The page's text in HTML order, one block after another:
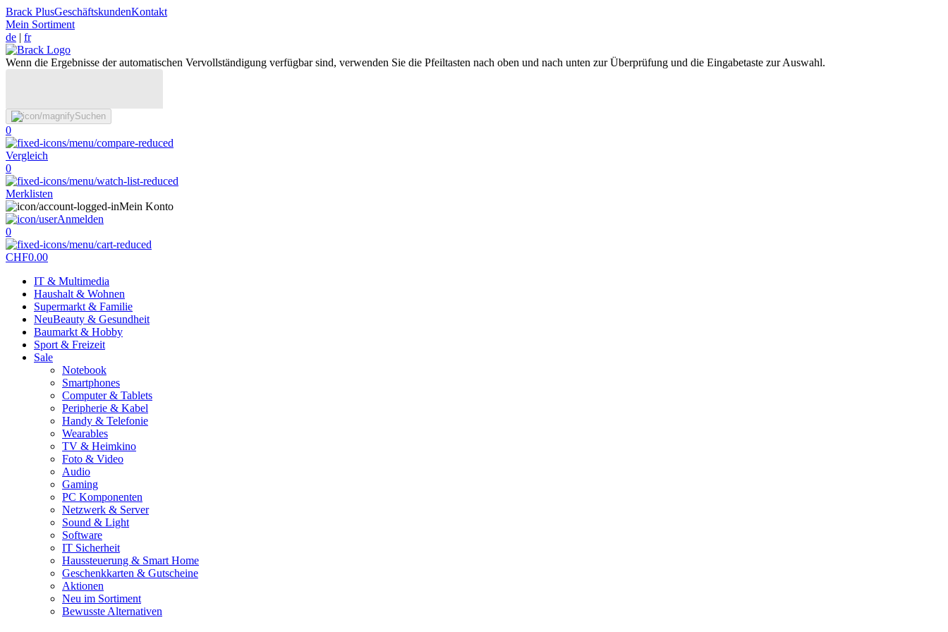
Brack PlusGeschäftskundenKontakt
Mein Sortiment
de | fr
Wenn die Ergebnisse der automatischen Vervollständigung verfügbar sind, verwenden Sie die Pfeiltasten nach oben und nach unten zur Überprüfung und die Eingabetaste zur Auswahl.
Suchen
0
Vergleich
0
Merklisten
Mein Konto
Anmelden
0
CHF0.00
IT & Multimedia
Haushalt & Wohnen
Supermarkt & Familie
NeuBeauty & Gesundheit
Baumarkt & Hobby
Sport & Freizeit
Sale
Notebook
Smartphones
Computer & Tablets
Peripherie & Kabel
Handy & Telefonie
Wearables
TV & Heimkino
Foto & Video
Audio
Gaming
PC Komponenten
Netzwerk & Server
Sound & Light
Software
IT Sicherheit
Haussteuerung & Smart Home
Geschenkkarten & Gutscheine
Aktionen
Neu im Sortiment
Bewusste Alternativen